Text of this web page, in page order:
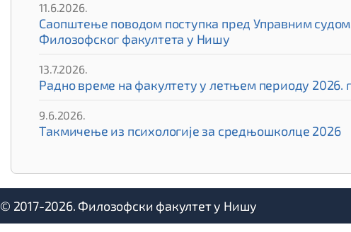
11.6.2026.
Саопштење поводом поступка пред Управним
Филозофског факултета у Нишу
13.7.2026.
Радно време на факултету у летњем периоду 2026.
9.6.2026.
Такмичење из психологије за средњошколце 2026
© 2017-2026. Филозофски факултет у Нишу